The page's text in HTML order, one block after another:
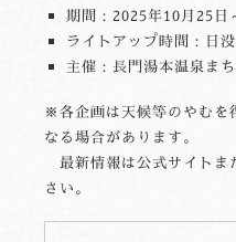
期間：2025年10月25日
ライトアップ時間：日
主催：長門湯本温泉ま
※各企画は天候等のやむを
なる場合があります。
最新情報は公式サイトま
さい。